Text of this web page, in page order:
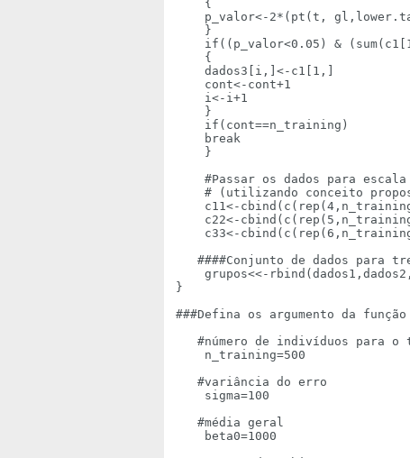
    {
p_valor<-2*(pt(t,
    }
if((p_valor<0.05) &
    {
    dados3[i,]<-c1[1,]
    cont<-cont+1
    i<-i+1
    }
    if(cont==n_training)
    break
    }
#Passar os dados para
# (utilizando conceito
c11<-
c22<-
c33<-
####Conjunto de dados para
grupos<<-
}
###Defina os argumento da
#número de indivíduos para o
    n_training=500
   #variância do erro
    sigma=100
   #média geral
    beta0=1000